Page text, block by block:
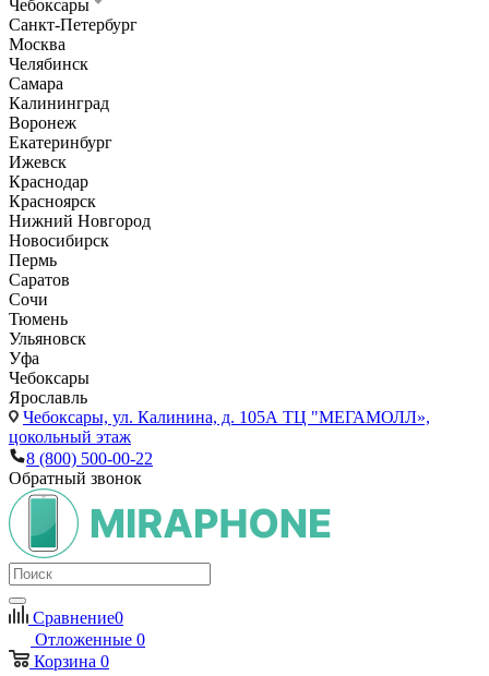
Чебоксары
Санкт-Петербург
Москва
Челябинск
Самара
Калининград
Воронеж
Екатеринбург
Ижевск
Краснодар
Красноярск
Нижний Новгород
Новосибирск
Пермь
Саратов
Сочи
Тюмень
Ульяновск
Уфа
Чебоксары
Ярославль
Чебоксары, ул. Калинина, д. 105А ТЦ "МЕГАМОЛЛ»,
цокольный этаж
8 (800) 500-00-22
Обратный звонок
Сравнение0
Отложенные 0
Корзина 0